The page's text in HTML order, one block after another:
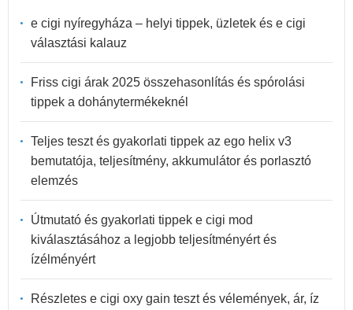
e cigi nyíregyháza – helyi tippek, üzletek és e cigi
választási kalauz
Friss cigi árak 2025 összehasonlítás és spórolási
tippek a dohánytermékeknél
Teljes teszt és gyakorlati tippek az ego helix v3
bemutatója, teljesítmény, akkumulátor és porlasztó
elemzés
Útmutató és gyakorlati tippek e cigi mod
kiválasztásához a legjobb teljesítményért és
ízélményért
Részletes e cigi oxy gain teszt és vélemények, ár, íz